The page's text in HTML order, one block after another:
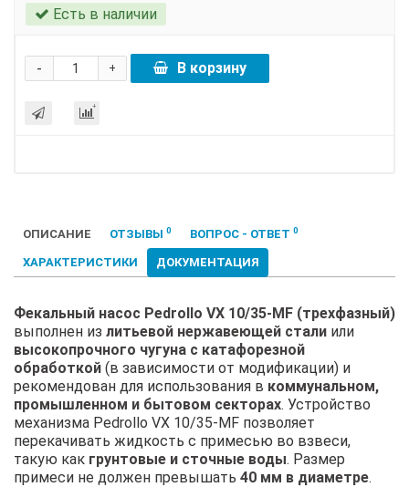
Есть в наличии
+
- В корзину
ОПИСАНИЕ ОТЗЫВЫ 0 ВОПРОС - ОТВЕТ 0
ХАРАКТЕРИСТИКИ ДОКУМЕНТАЦИЯ
Фекальный насос Pedrollo VX 10/35-MF (трехфазный)
выполнен из литьевой нержавеющей стали или
высокопрочного чугуна с катафорезной
обработкой (в зависимости от модификации) и
рекомендован для использования в коммунальном,
промышленном и бытовом секторах. Устройство
механизма Pedrollo VX 10/35-MF позволяет
перекачивать жидкость с примесью во взвеси,
такую как грунтовые и сточные воды. Размер
примеси не должен превышать 40 мм в диаметре.